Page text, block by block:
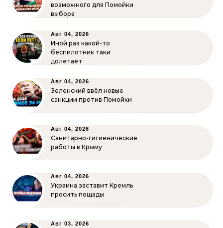
возможного для Помойки
выбора
Авг 04, 2026
Иной раз какой-то
беспилотник таки
долетает
Авг 04, 2026
Зеленский ввёл новые
санкции против Помойки
Авг 04, 2026
Санитарно-гигиенические
работы в Крыму
Авг 04, 2026
Украина заставит Кремль
просить пощады
Авг 03, 2026